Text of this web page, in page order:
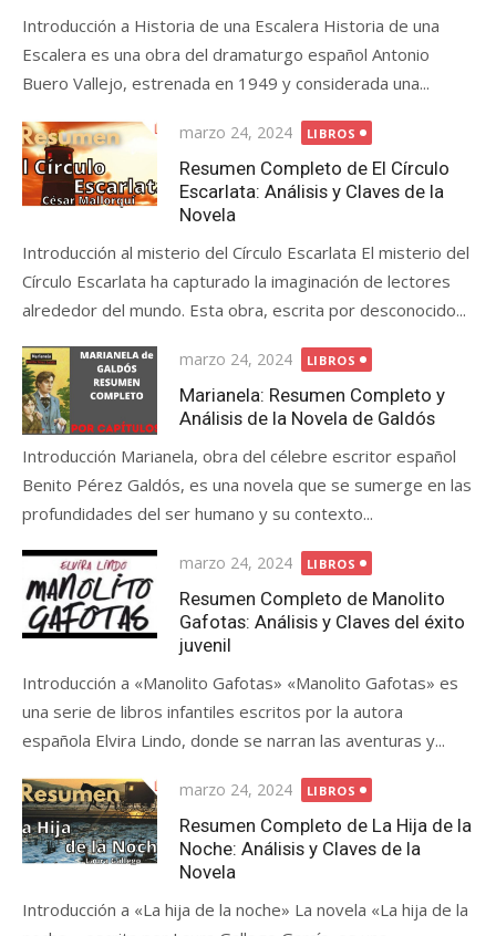
Introducción a Historia de una Escalera Historia de una
Escalera es una obra del dramaturgo español Antonio
Buero Vallejo, estrenada en 1949 y considerada una...
Posted
on
marzo 24, 2024 LIBROS
Resumen Completo de El Círculo
Escarlata: Análisis y Claves de la
Novela
Introducción al misterio del Círculo Escarlata El misterio del
Círculo Escarlata ha capturado la imaginación de lectores
alrededor del mundo. Esta obra, escrita por desconocido...
Posted
on
marzo 24, 2024 LIBROS
Marianela: Resumen Completo y
Análisis de la Novela de Galdós
Introducción Marianela, obra del célebre escritor español
Benito Pérez Galdós, es una novela que se sumerge en las
profundidades del ser humano y su contexto...
Posted
on
marzo 24, 2024 LIBROS
Resumen Completo de Manolito
Gafotas: Análisis y Claves del éxito
juvenil
Introducción a «Manolito Gafotas» «Manolito Gafotas» es
una serie de libros infantiles escritos por la autora
española Elvira Lindo, donde se narran las aventuras y...
Posted
on
marzo 24, 2024 LIBROS
Resumen Completo de La Hija de la
Noche: Análisis y Claves de la
Novela
Introducción a «La hija de la noche» La novela «La hija de la